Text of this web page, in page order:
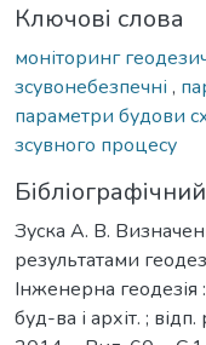
Ключові слова
моніторинг
зсувонебезпечні ,
параметри будови
зсувного процесу
Зуска А. В.
результатами
Інженерна геодезія
буд-ва і архіт. ;